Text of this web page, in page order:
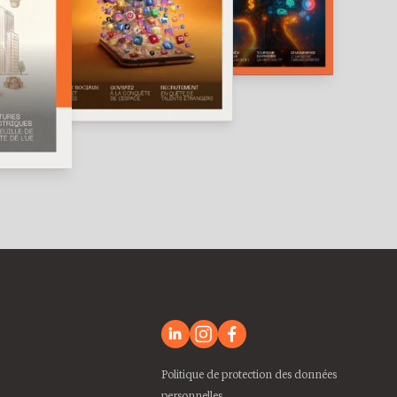
Politique de protection des données